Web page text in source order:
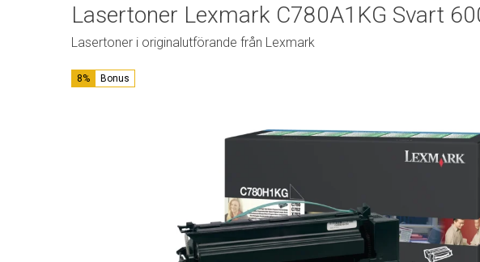
8% Bonus
Lasertoner Lexmark C780A1KG Svart
Lasertoner i originalutförande från Lexmark